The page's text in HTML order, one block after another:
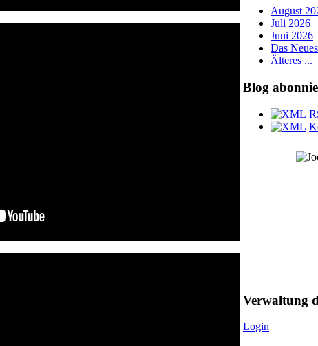
August
Juli 2026
Juni 2026
Das
Älteres ...
Blog
Verwaltung
Login